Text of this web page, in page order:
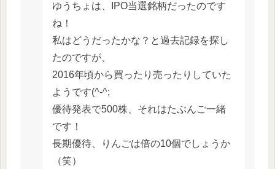
ゆうちょは、IPO当選銘柄だったのです
ね！
私はどうだったかな？と過去記録を探し
たのですが、
2016年頃から買ったり売ったりしていた
ようです(^-^;
優待発表で500株、それはたぶんご一緒
です！
長期優待、りんごは倍の10個でしょうか
（笑）